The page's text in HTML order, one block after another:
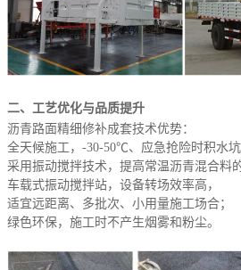
二、工艺优化与品质提升
沥青路面精细修补成套技术优势：
全天候施工，-30-50℃、应急抢险时积水坑
采用振动搅拌技术，提高常温沥青混合料
车载式振动搅拌站，设备转场效率高，
适宜远距离、多批次、小用量施工场合；
绿色环保，施工时不产生烟雾和粉尘。